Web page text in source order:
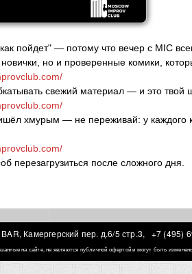
пойдет" — потому что вечер с MIC
но и проверенные комики,
свежий материал — и это твой
хмурым — не переживай: у каждого
перезагрузиться после сложного дня.
Камергерский пер. д.6/5 стр.3,
+7 (495)
на сайте, не являются публичной офертой и могут быть